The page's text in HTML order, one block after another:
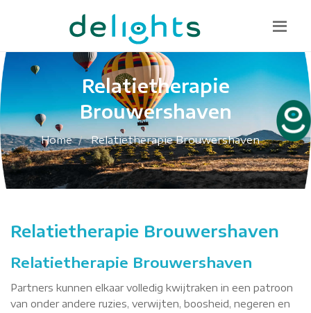
085 130 1482
info@delights.nu
Relatietherapie
Brouwershaven
Home Relatietherapie Brouwershaven
Relatietherapie Brouwershaven
Relatietherapie Brouwershaven
Partners kunnen elkaar volledig kwijtraken in een patroon
van onder andere ruzies, verwijten, boosheid, negeren en